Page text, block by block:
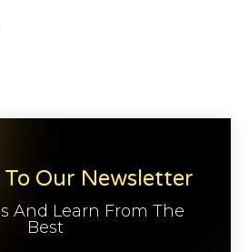
Our Newsletter
And Learn From The
Best